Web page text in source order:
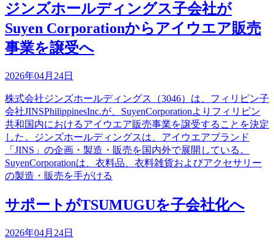
ジンズホールディングス子会社が
Suyen Corporationからアイウエア販売
事業を譲受へ
2026年04月24日
株式会社ジンズホールディングス（3046）は、フィリピン子
会社JINSPhilippinesInc.が、SuyenCorporationよりフィリピン
共和国内におけるアイウエア販売事業を譲受することを決定
した。ジンズホールディングスは、アイウエアブランド
「JINS」の企画・製造・販売を国内外で展開している。
SuyenCorporationは、衣料品、衣料雑貨およびアクセサリー
の製造・販売を手がける
サポートがTSUMUGUを子会社化へ
2026年04月24日